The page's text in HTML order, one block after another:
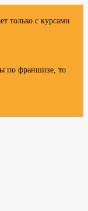
только с курсами
по франшизе, то